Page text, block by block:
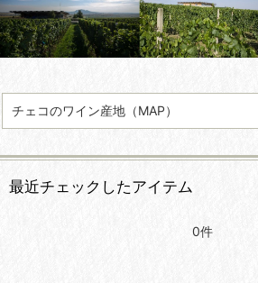
チェコのワイン産地（MAP）
最近チェックしたアイテム
0件